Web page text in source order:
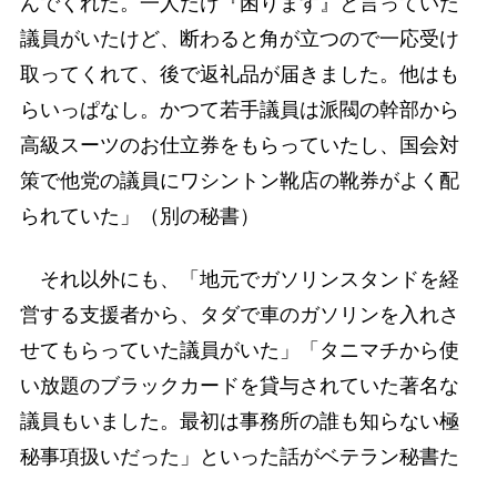
議員がいたけど、断わると角が立つので一応受け
取ってくれて、後で返礼品が届きました。他はも
らいっぱなし。かつて若手議員は派閥の幹部から
高級スーツのお仕立券をもらっていたし、国会対
策で他党の議員にワシントン靴店の靴券がよく配
られていた」（別の秘書）
それ以外にも、「地元でガソリンスタンドを経
営する支援者から、タダで車のガソリンを入れさ
せてもらっていた議員がいた」「タニマチから使
い放題のブラックカードを貸与されていた著名な
議員もいました。最初は事務所の誰も知らない極
秘事項扱いだった」といった話がベテラン秘書た